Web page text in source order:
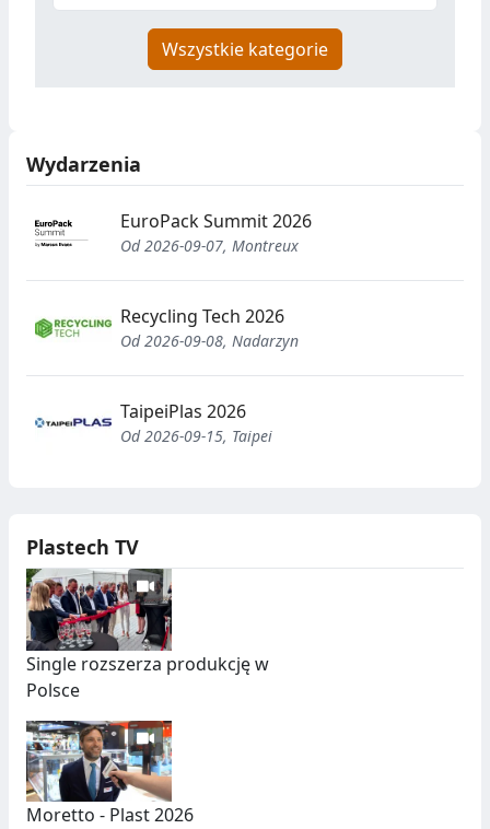
Wszystkie kategorie
Wydarzenia
EuroPack Summit 2026
Od 2026-09-07, Montreux
Recycling Tech 2026
Od 2026-09-08, Nadarzyn
TaipeiPlas 2026
Od 2026-09-15, Taipei
Plastech TV
Single rozszerza produkcję w
Polsce
Moretto - Plast 2026